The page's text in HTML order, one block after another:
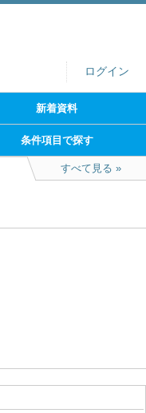
ログイン
新着資料
条件項目で探す
すべて見る